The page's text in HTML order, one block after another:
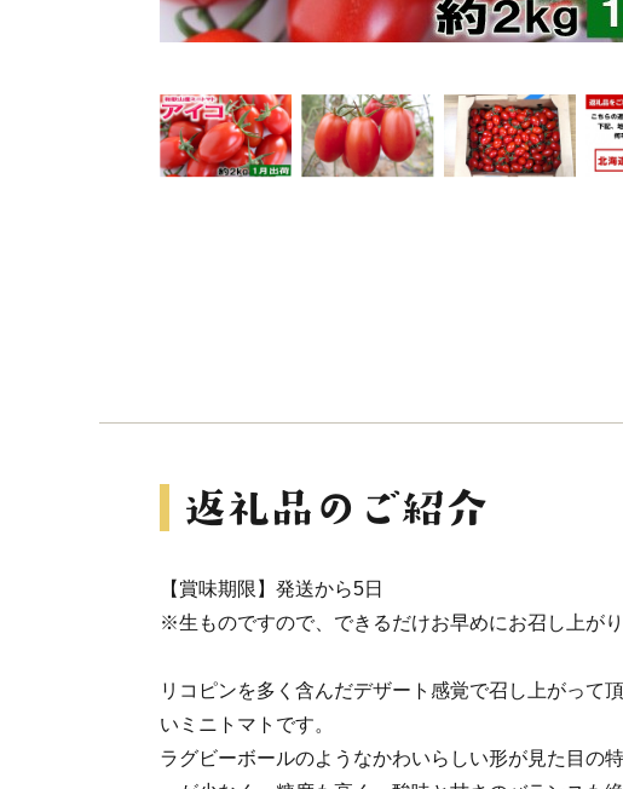
【賞味期限】発送から5日
※生ものですので、できるだけお早めにお召し上がり
リコピンを多く含んだデザート感覚で召し上がって
いミニトマトです。
ラグビーボールのようなかわいらしい形が見た目の